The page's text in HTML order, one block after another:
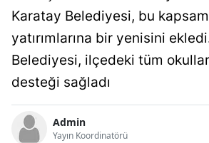
Karatay Belediyesi, bu
yatırımlarına bir yenisini
Belediyesi, ilçedeki tüm
desteği sağladı
Admin
Yayın Koordinatörü